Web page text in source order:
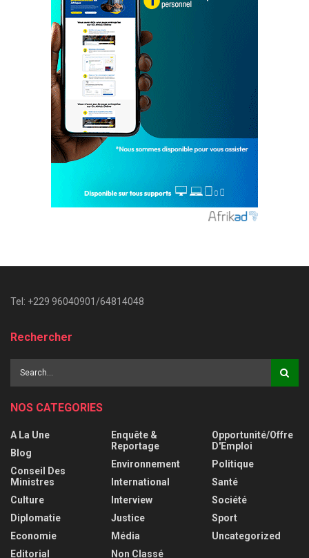
Tel: +229 96040901/64814048
Rechercher
NOS CATEGORIES
A La Une
Blog
Conseil Des
Ministres
Culture
Diplomatie
Economie
Editorial
Enquête &
Reportage
Environnement
International
Interview
Justice
Média
Non Classé
Opportunité/Offre
D'Emploi
Politique
Santé
Société
Sport
Uncategorized